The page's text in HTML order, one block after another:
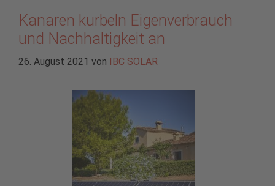
Kanaren kurbeln Eigenverbrauch
und Nachhaltigkeit an
26. August 2021 von IBC SOLAR